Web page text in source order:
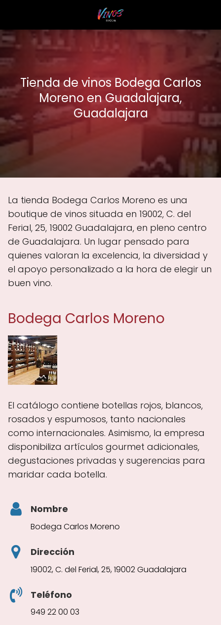
Tienda de vinos Bodega Carlos
Moreno en Guadalajara,
Guadalajara
La tienda Bodega Carlos Moreno es una
boutique de vinos situada en 19002, C. del
Ferial, 25, 19002 Guadalajara, en pleno centro
de Guadalajara. Un lugar pensado para
quienes valoran la excelencia, la diversidad y
el apoyo personalizado a la hora de elegir un
buen vino.
Bodega Carlos Moreno
El catálogo contiene botellas rojos, blancos,
rosados y espumosos, tanto nacionales
como internacionales. Asimismo, la empresa
disponibiliza artículos gourmet adicionales,
degustaciones privadas y sugerencias para
maridar cada botella.
Nombre
Bodega Carlos Moreno
Dirección
19002, C. del Ferial, 25, 19002 Guadalajara
Teléfono
949 22 00 03